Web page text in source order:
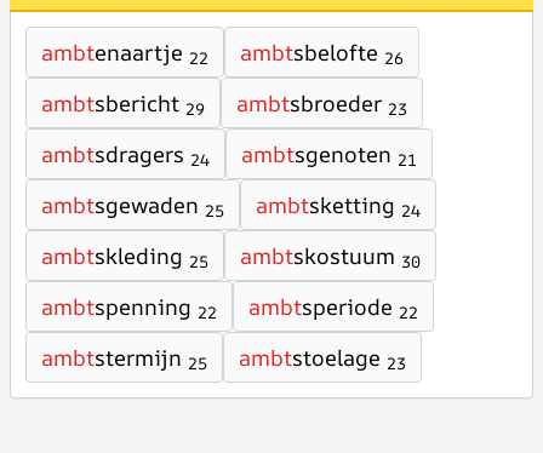
ambtenaartje 22 ambtsbelofte 26
ambtsbericht 29 ambtsbroeder 23
ambtsdragers 24 ambtsgenoten 21
ambtsgewaden 25 ambtsketting 24
ambtskleding 25 ambtskostuum 30
ambtspenning 22 ambtsperiode 22
ambtstermijn 25 ambtstoelage 23